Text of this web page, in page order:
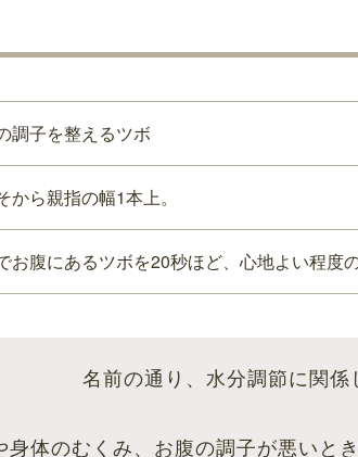
調子を整えるツボ
から親指の幅1本上。
お腹にあるツボを20秒ほど、心地よい程度
名前の通り、水分調節に関係
身体のむくみ、お腹の調子が悪いと